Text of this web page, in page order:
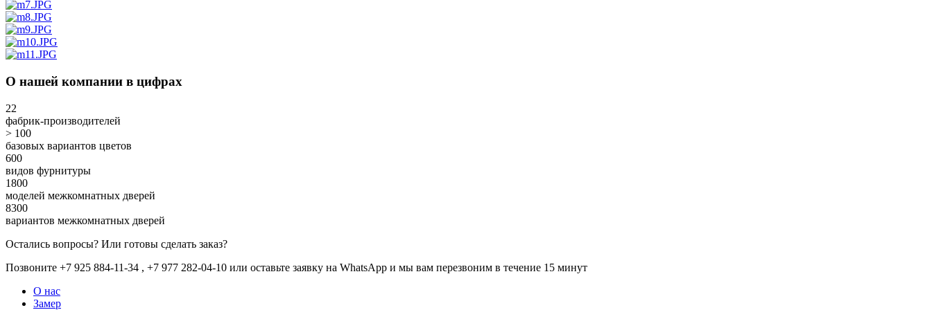
О нашей компании в цифрах
22
фабрик-производителей
> 100
базовых вариантов цветов
600
видов фурнитуры
1800
моделей межкомнатных дверей
8300
вариантов межкомнатных дверей
Остались вопросы? Или готовы сделать заказ?
Позвоните +7 925 884-11-34 , +7 977 282-04-10 или оставьте заявку на WhatsApp и мы вам перезвоним в течение 15 минут
О нас
Замер